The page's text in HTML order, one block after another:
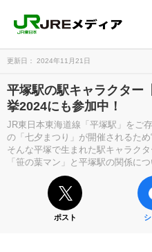
更新日： 2024年11月21日
平塚駅の駅キャラクター
挙2024にも参加中！
JR東日本東海道線「平塚駅」をご
の「七夕まつり」が開催されるため
そんな平塚で生まれた駅キャラク
「笹の葉マン」と平塚駅の関係に
ポスト